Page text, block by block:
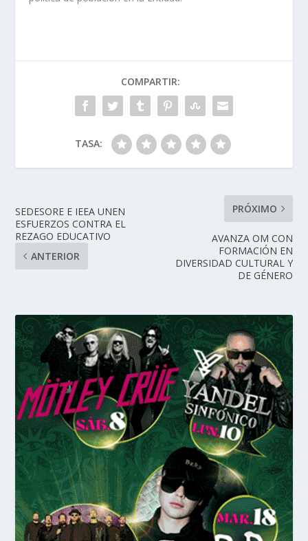
COMPARTIR:
TASA:
SEDESORE E IEEA UNEN
ESFUERZOS CONTRA EL
REZAGO EDUCATIVO
ANTERIOR
PRÓXIMO
AVANZA OM CON
FORMACIÓN EN
DIVERSIDAD CULTURAL Y
DE GÉNERO